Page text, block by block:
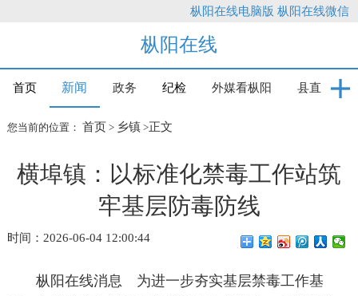
枞阳在线电脑版 枞阳在线微信
枞阳在线
首页 新闻 政务 纪检 外媒看枞阳 县直
您当前的位置： 首页 > 乡镇>正文
横埠镇：以标准化禁毒工作站筑
牢基层防毒防线
时间：2026-06-04 12:00:44
枞阳在线消息 为进一步夯实基层禁毒工作基